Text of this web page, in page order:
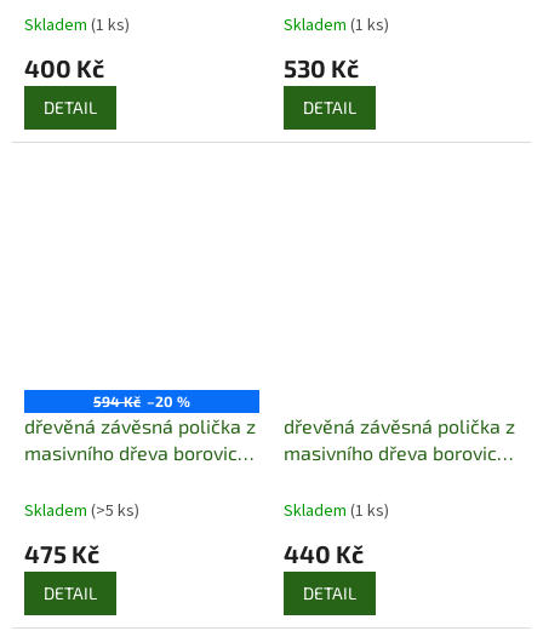
Skladem (1 ks)
400 Kč
DETAIL
Skladem (1 ks)
530 Kč
DETAIL
594 Kč –20 %
dřevěná závěsná polička z
masivního dřeva borovice
Skladem (>5 ks)
475 Kč
DETAIL
dřevěná závěsná polička z
masivního dřeva borovice
Skladem (1 ks)
440 Kč
DETAIL